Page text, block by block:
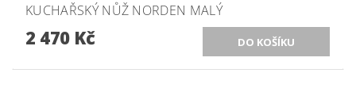
KUCHAŘSKÝ NŮŽ NORDEN MALÝ
2 470 Kč